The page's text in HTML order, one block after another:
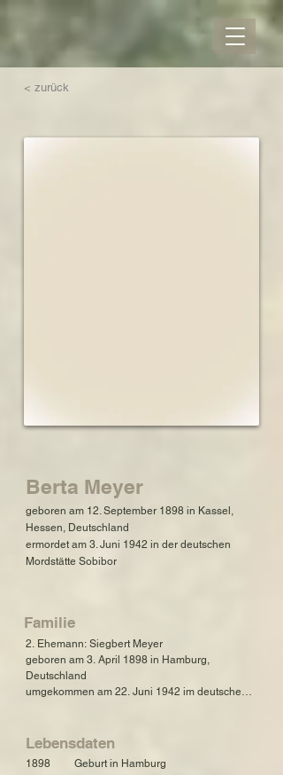
< zurück
Berta Meyer
geboren am 12. September 1898 in Kassel,
Hessen, Deutschland
ermordet am 3. Juni 1942 in der deutschen
Mordstätte Sobibor
Familie
2. Ehemann: Siegbert Meyer
geboren am 3. April 1898 in Hamburg,
Deutschland
umgekommen am 22. Juni 1942 im deutschen
1. Ehemann: Ernst Fritz Erich Hungerland
Lebensdaten
1898         Geburt in Hamburg